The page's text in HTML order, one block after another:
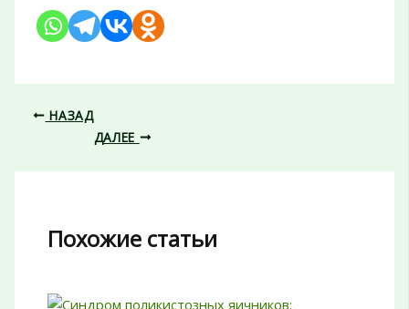
НАЗАД
ДАЛЕЕ
Похожие статьи